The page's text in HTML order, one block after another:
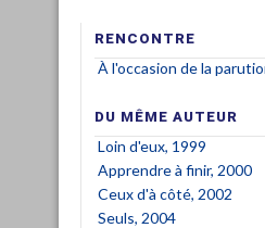
RENCONTRE
À l'occasion de la
DU MÊME AUTEUR
Loin d'eux, 1999
Apprendre à finir, 2000
Ceux d'à côté, 2002
Seuls, 2004